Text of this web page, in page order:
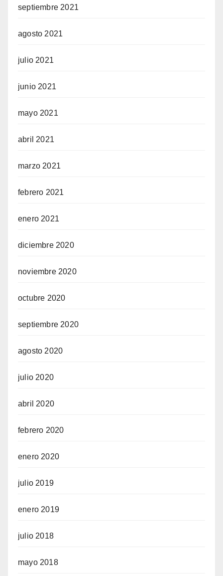
septiembre 2021
agosto 2021
julio 2021
junio 2021
mayo 2021
abril 2021
marzo 2021
febrero 2021
enero 2021
diciembre 2020
noviembre 2020
octubre 2020
septiembre 2020
agosto 2020
julio 2020
abril 2020
febrero 2020
enero 2020
julio 2019
enero 2019
julio 2018
mayo 2018